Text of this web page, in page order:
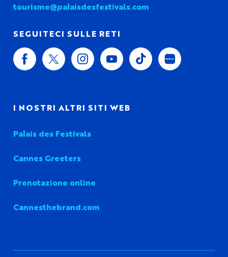
tourisme@palaisdesfestivals.com
SEGUITECI SULLE RETI
I NOSTRI ALTRI SITI WEB
Palais des Festivals
Cannes Greeters
Prenotazione online
Cannesthebrand.com